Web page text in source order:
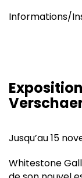
Informations/
Jusqu’au 15
Whitestone